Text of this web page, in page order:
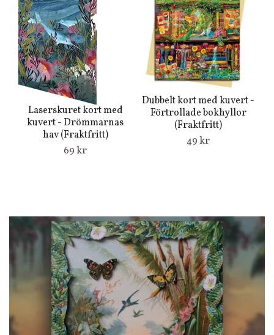
Laserskuret kort med
kuvert - Drömmarnas
hav (Fraktfritt)
69 kr
Dubbelt kort med kuvert -
Förtrollade bokhyllor
(Fraktfritt)
49 kr